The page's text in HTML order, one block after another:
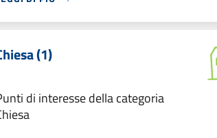
(1)
di interesse della categoria